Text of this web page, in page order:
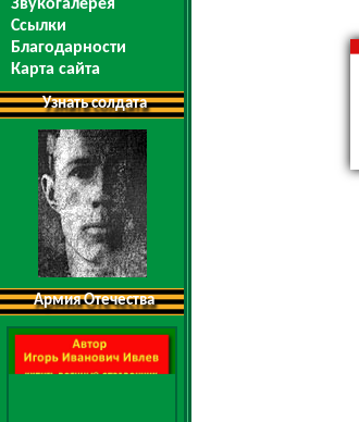
Звукогалерея
Ссылки
Благодарности
Карта сайта
Узнать солдата
Армия Отечества